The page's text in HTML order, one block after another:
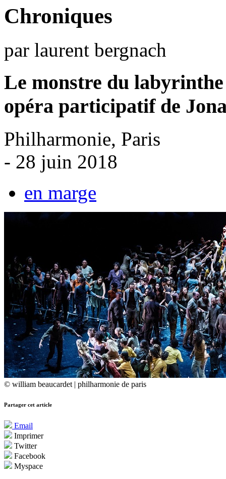
Chroniques
par laurent bergnach
Le monstre du labyrinthe
opéra participatif de
Philharmonie, Paris
- 28 juin 2018
en marge
© william beaucardet | philharmonie de paris
Partager cet article
Email
Imprimer
Twitter
Facebook
Myspace